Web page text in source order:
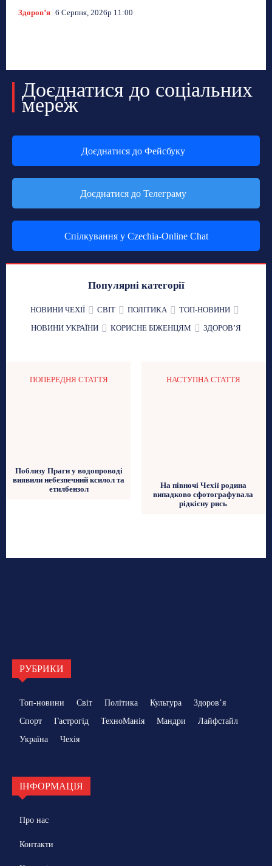
Здоровʼя 6 Серпня, 2026р 11:00
Доєднатися до соціальних
мереж
Доєднатися до Фейсбуку
Доєднатися до Телеграму
Спілкування у Czechia-Online Chat
Популярні категорії
НОВИНИ ЧЕХІЇ СВІТ ПОЛІТИКА
ТОП-НОВИНИ
НОВИНИ УКРАЇНИ
КОРИСНЕ БІЖЕНЦЯМ ЗДОРОВʼЯ
ПОПЕРЕДНЯ СТАТТЯ
Поблизу Праги у водопроводі
виявили небезпечний ксилол та
етилбензол
НАСТУПНА СТАТТЯ
На півночі Чехії родина
випадково сфотографувала
рідкісну рись
РУБРИКИ
Топ-новини Світ Політика Культура
Здоровʼя
Спорт
Гастрогід ТехноМанія Мандри
Лайфстайл
Україна
Чехія
ІНФОРМАЦІЯ
Про нас
Контакти